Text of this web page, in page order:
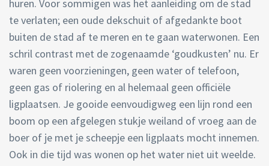
huren. Voor sommigen was het aanleiding om de stad
te verlaten; een oude dekschuit of afgedankte boot
buiten de stad af te meren en te gaan waterwonen. Een
schril contrast met de zogenaamde ‘goudkusten’ nu. Er
waren geen voorzieningen, geen water of telefoon,
geen gas of riolering en al helemaal geen officiële
ligplaatsen. Je gooide eenvoudigweg een lijn rond een
boom op een afgelegen stukje weiland of vroeg aan de
boer of je met je scheepje een ligplaats mocht innemen.
Ook in die tijd was wonen op het water niet uit weelde.